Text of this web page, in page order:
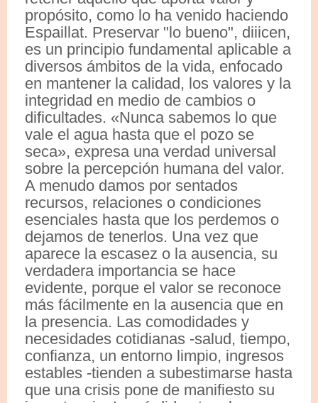
propósito, como lo ha venido haciendo
Espaillat. Preservar "lo bueno", diiicen,
es un principio fundamental aplicable a
diversos ámbitos de la vida, enfocado
en mantener la calidad, los valores y la
integridad en medio de cambios o
dificultades. «Nunca sabemos lo que
vale el agua hasta que el pozo se
seca», expresa una verdad universal
sobre la percepción humana del valor.
A menudo damos por sentados
recursos, relaciones o condiciones
esenciales hasta que los perdemos o
dejamos de tenerlos. Una vez que
aparece la escasez o la ausencia, su
verdadera importancia se hace
evidente, porque el valor se reconoce
más fácilmente en la ausencia que en
la presencia. Las comodidades y
necesidades cotidianas -salud, tiempo,
confianza, un entorno limpio, ingresos
estables -tienden a subestimarse hasta
que una crisis pone de manifiesto su